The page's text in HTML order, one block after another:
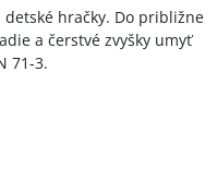
hračky. Do približne
a čerstvé zvyšky umyť
71-3.